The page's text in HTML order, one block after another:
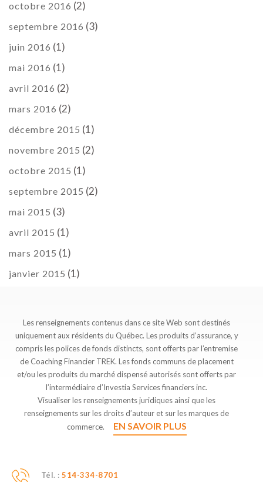
octobre 2016 (2)
septembre 2016 (3)
juin 2016 (1)
mai 2016 (1)
avril 2016 (2)
mars 2016 (2)
décembre 2015 (1)
novembre 2015 (2)
octobre 2015 (1)
septembre 2015 (2)
mai 2015 (3)
avril 2015 (1)
mars 2015 (1)
janvier 2015 (1)
Les renseignements contenus dans ce site Web sont destinés
uniquement aux résidents du Québec. Les produits d’assurance, y
compris les polices de fonds distincts, sont offerts par l’entremise
de Coaching Financier TREK. Les fonds communs de placement
et/ou les produits du marché dispensé autorisés sont offerts par
l’intermédiaire d’Investia Services financiers inc.
Visualiser les renseignements juridiques ainsi que les
renseignements sur les droits d’auteur et sur les marques de
commerce. EN SAVOIR PLUS
Tél. : 514-334-8701